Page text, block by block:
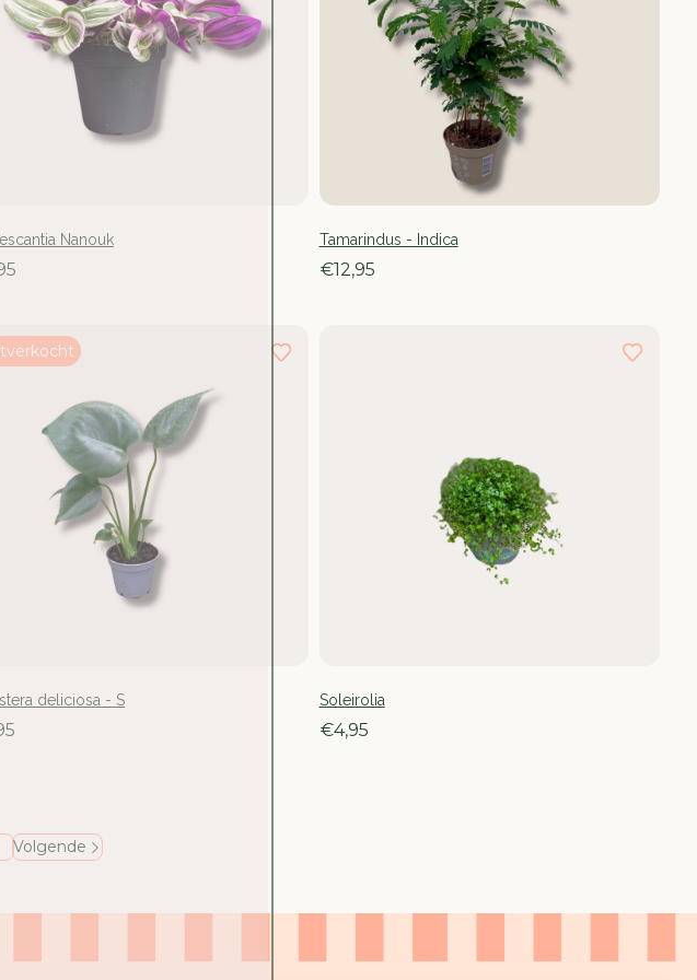
Nanouk Tamarindus - Indica
€12,95
deliciosa - S Soleirolia
€4,95
Volgende